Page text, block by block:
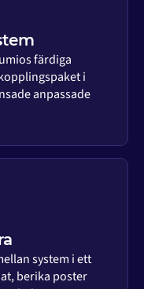
färdiga
i
anpassade
system i ett
berika poster